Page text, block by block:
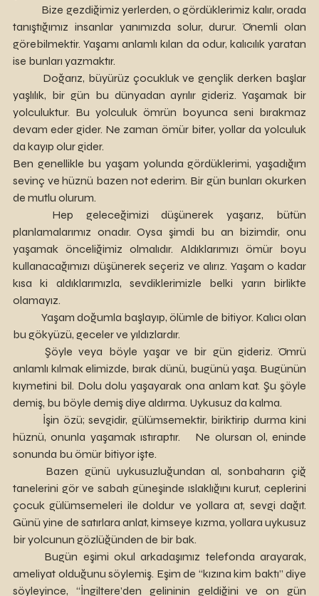
tanıştığımız insanlar yanımızda solur, durur. Önemli olan
görebilmektir. Yaşamı anlamlı kılan da odur, kalıcılık yaratan
ise bunları yazmaktır.
yaşlılık, bir gün bu dünyadan ayrılır gideriz. Yaşamak bir
yolculuktur. Bu yolculuk ömrün boyunca seni bırakmaz
devam eder gider. Ne zaman ömür biter, yollar da yolculuk
da kayıp olur gider.
Ben genellikle bu yaşam yolunda gördüklerimi, yaşadığım
sevinç ve hüznü bazen not ederim. Bir gün bunları okurken
de mutlu olurum.
planlamalarımız onadır. Oysa şimdi bu an bizimdir, onu
yaşamak önceliğimiz olmalıdır. Aldıklarımızı ömür boyu
kullanacağımızı düşünerek seçeriz ve alırız. Yaşam o kadar
kısa ki aldıklarımızla, sevdiklerimizle belki yarın birlikte
olamayız.
bu gökyüzü, geceler ve yıldızlardır.
	Şöyle veya böyle yaşar ve bir gün gideriz. Ömrü
anlamlı kılmak elimizde, bırak dünü, bugünü yaşa. Bugünün
kıymetini bil. Dolu dolu yaşayarak ona anlam kat. Şu şöyle
demiş, bu böyle demiş diye aldırma. Uykusuz da kalma.
hüznü, onunla yaşamak ıstıraptır. 	Ne olursan ol, eninde
sonunda bu ömür bitiyor işte.
tanelerini gör ve sabah güneşinde ıslaklığını kurut, ceplerini
çocuk gülümsemeleri ile doldur ve yollara at, sevgi dağıt.
Günü yine de satırlara anlat, kimseye kızma, yollara uykusuz
bir yolcunun gözlüğünden de bir bak.
ameliyat olduğunu söylemiş. Eşim de “kızına kim baktı” diye
söyleyince, “İngiltere’den gelininin geldiğini ve on gün